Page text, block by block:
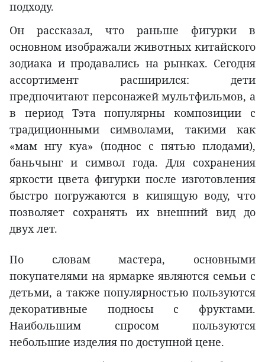
подходу.
Он рассказал, что раньше фигурки в
основном изображали животных китайского
зодиака и продавались на рынках. Сегодня
ассортимент расширился: дети
предпочитают персонажей мультфильмов, а
в период Тэта популярны композиции с
традиционными символами, такими как
«мам нгу куа» (поднос с пятью плодами),
баньчынг и символ года. Для сохранения
яркости цвета фигурки после изготовления
быстро погружаются в кипящую воду, что
позволяет сохранять их внешний вид до
двух лет.
По словам мастера, основными
покупателями на ярмарке являются семьи с
детьми, а также популярностью пользуются
декоративные подносы с фруктами.
Наибольшим спросом пользуются
небольшие изделия по доступной цене.